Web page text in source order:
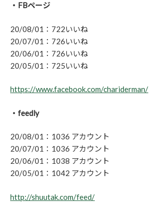
・FBページ
20/08/01：722いいね
20/07/01：726いいね
20/06/01：726いいね
20/05/01：725いいね
https://www.facebook.com/chariderman/
・feedly
20/08/01：1036 アカウント
20/07/01：1036 アカウント
20/06/01：1038 アカウント
20/05/01：1042 アカウント
http://shuutak.com/feed/